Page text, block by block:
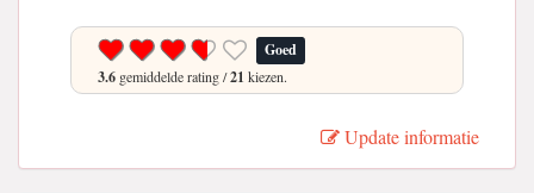
Goed
3.6 gemiddelde rating /21 kiezen.
Update informatie